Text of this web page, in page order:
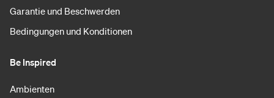
Garantie und Beschwerden
Bedingungen und Konditionen
Be Inspired
Ambienten